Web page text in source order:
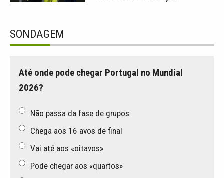
SONDAGEM
Até onde pode chegar Portugal no Mundial
2026?
Não passa da fase de grupos
Chega aos 16 avos de final
Vai até aos «oitavos»
Pode chegar aos «quartos»